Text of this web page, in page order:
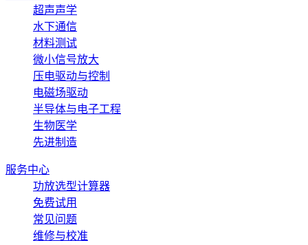
超声声学
水下通信
材料测试
微小信号放大
压电驱动与控制
电磁场驱动
半导体与电子工程
生物医学
先进制造
服务中心
功放选型计算器
免费试用
常见问题
维修与校准